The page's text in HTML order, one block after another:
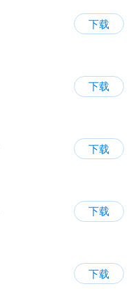
下载
下载
下载
下载
下载